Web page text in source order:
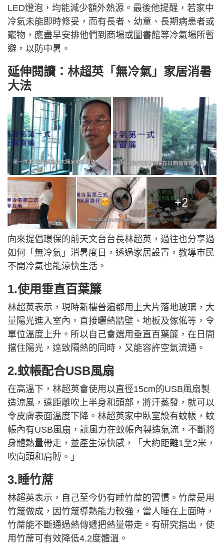
LED燈泡，均能減少額外熱源。最後他提醒，若家中
冷氣未能即時修妥，而有長者、幼童、長期病患者或
寵物，應盡早安排他們到商場或圖書館等冷氣場所暫
避，以防中暑。
延伸閱讀：林超英「無冷氣」家居消暑
大法
+2
向來提倡環保的前天文台台長林超英，過往也分享過
如何「無冷氣」消暑度日，透過家居設置，教導市民
不開冷氣也能涼快生活。
1.使用垂直百葉簾
林超英表示，現時新樓普遍都用上大片落地玻璃，大
量陽光進入室內，直接曬熱牆壁、地板及傢俬等，令
單位溫度上升。所以自己會選用垂直百葉簾，在日間
擋住陽光，達致隔熱的同時，又能容許空氣流通。
2.蚊帳配合USB風扇
在高溫下，林超英會使用以直徑15cm的USB風扇製
造涼風，遠距離吹上半身和頭部，將汗蒸發，就可以
令皮膚表面溫度下降。林超英家中臥室設有蚊帳，蚊
帳內有USB風扇，讓風力在蚊帳內製造氣流，不斷將
身體熱量帶走，並產生涼快感，「大約距離1至2米，
吹向頭和肩膊。」
3.睡竹蓆
林超英表示，自己至今仍有睡竹蓆的習慣。竹蓆是用
竹篾做成，因竹篾導熱能力較強，當人睡在上面時，
竹蓆能不斷通過熱傳遞把熱量帶走。有研究指出，使
用竹蓆可有效降低4.2度體溫。